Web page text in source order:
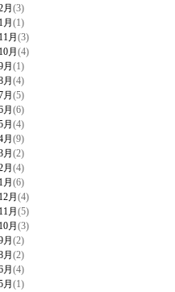
月 (3)
月 (1)
月 (3)
月 (4)
月 (1)
月 (4)
月 (5)
月 (6)
月 (4)
月 (9)
月 (2)
月 (4)
月 (6)
月 (4)
月 (5)
月 (3)
月 (2)
月 (2)
月 (4)
月 (1)